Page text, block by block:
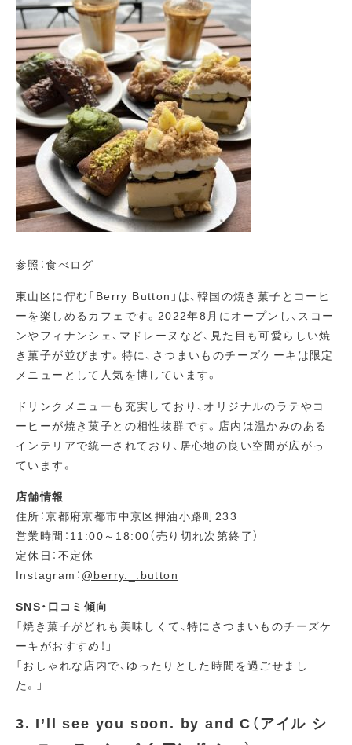
参照：食べログ
東山区に佇む「Berry Button」は、韓国の焼き菓子とコーヒ
ーを楽しめるカフェです。2022年8月にオープンし、スコー
ンやフィナンシェ、マドレーヌなど、見た目も可愛らしい焼
き菓子が並びます。特に、さつまいものチーズケーキは限定
メニューとして人気を博しています。
ドリンクメニューも充実しており、オリジナルのラテやコ
ーヒーが焼き菓子との相性抜群です。店内は温かみのある
インテリアで統一されており、居心地の良い空間が広がっ
ています。
店舗情報
住所：京都府京都市中京区押油小路町233
営業時間：11:00～18:00（売り切れ次第終了）
定休日：不定休
Instagram： @berry._.button
SNS・口コミ傾向
「焼き菓子がどれも美味しくて、特にさつまいものチーズケ
ーキがおすすめ！」
「おしゃれな店内で、ゆったりとした時間を過ごせまし
た。」
3. I’ll see you soon. by and C（アイル シ